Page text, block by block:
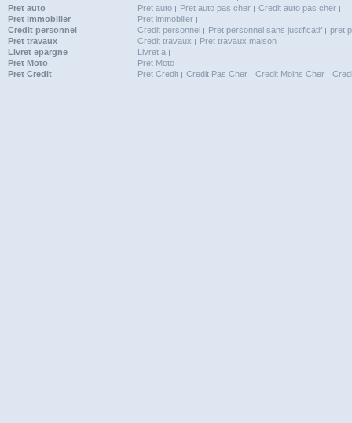
Pret auto
Pret auto Pret auto pas cher
Credit auto pas cher
Pret immobilier
Pret immobilier
Credit personnel
Credit personnel Pret personnel sans justificatif
pret
Pret travaux
Credit travaux
Pret travaux maison
Livret epargne
Livret a
Pret Moto
Pret Moto
Pret Credit
Pret Credit Credit Pas Cher Credit Moins Cher